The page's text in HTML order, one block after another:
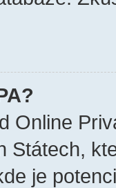
Online
Státech,
je